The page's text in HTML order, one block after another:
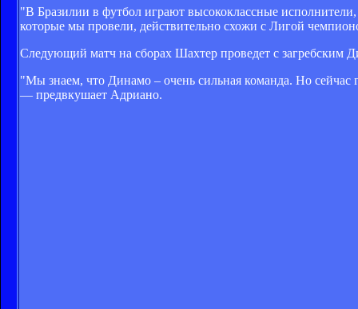
"В Бразилии в футбол играют высококлассные
которые мы провели, действительно схожи с Лигой
Следующий матч на сборах Шахтер проведет с загребским
"Мы знаем, что Динамо – очень сильная команда. Но сейчас
— предвкушает Адриано.